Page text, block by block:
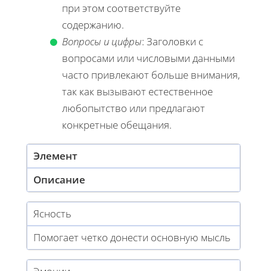
при этом соответствуйте
содержанию.
Вопросы и цифры: Заголовки с
вопросами или числовыми данными
часто привлекают больше внимания,
так как вызывают естественное
любопытство или предлагают
конкретные обещания.
Элемент
Описание
Ясность
Помогает четко донести основную мысль